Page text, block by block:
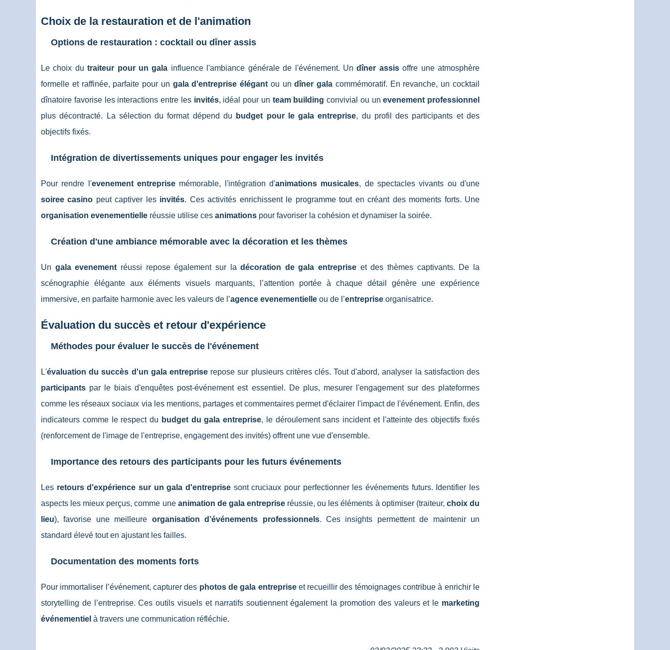
Choix de la restauration et de l'animation
Options de restauration : cocktail ou dîner assis
Le choix dutraiteur pour un gala influence l'ambiance générale de l'événement. Undîner assisoffre une atmosphère
formelle et raffinée, parfaite pour un gala d'entreprise élégant ou undîner gala commémoratif. En revanche, un cocktail
dînatoire favorise les interactions entre les invités, idéal pour un team building convivial ou unevenement professionnel
plus décontracté. La sélection du format dépend du
budget pour le gala entreprise, du profil des participants et des
objectifs fixés.
Intégration de divertissements uniques pour engager les invités
Pour rendre l'evenement entreprise mémorable, l'intégration d'animations musicales, de spectacles vivants ou d'une
soiree casino peut captiver les invités. Ces activités enrichissent le programme tout en créant des moments forts. Une
organisation evenementielle réussie utilise ces animations pour favoriser la cohésion et dynamiser la soirée.
Création d'une ambiance mémorable avec la décoration et les thèmes
Un gala evenement réussi repose également sur ladécoration de gala entreprise et des thèmes captivants. De la
scénographie élégante aux éléments visuels marquants, l’attention portée à chaque détail génère une expérience
immersive, en parfaite harmonie avec les valeurs de l’agence evenementielle ou de l’entreprise organisatrice.
Évaluation du succès et retour d'expérience
Méthodes pour évaluer le succès de l'événement
L'évaluation du succès d'un gala entrepriserepose sur plusieurs critères clés. Tout d'abord, analyser la satisfaction des
participants par le biais d'enquêtes post-événement est essentiel. De plus, mesurer l'engagement sur des plateformes
comme les réseaux sociaux via les mentions, partages et commentaires permet d'éclairer l'impact de l'événement. Enfin, des
indicateurs comme le respect du budget du gala entreprise, le déroulement sans incident et l'atteinte des objectifs fixés
(renforcement de l'image de l'entreprise, engagement des invités) offrent une vue d'ensemble.
Importance des retours des participants pour les futurs événements
Les retours d'expérience sur un gala d'entreprise sont cruciaux pour perfectionner les événements futurs. Identifier les
aspects les mieux perçus, comme une animation de gala entreprise réussie, ou les éléments à optimiser (traiteur, choix du
lieu), favorise une meilleure organisation d’événements professionnels. Ces insights permettent de maintenir un
standard élevé tout en ajustant les failles.
Documentation des moments forts
Pour immortaliser l’événement, capturer des photos de gala entrepriseet recueillir des témoignages contribue à enrichir le
storytelling de l’entreprise. Ces outils visuels et narratifs soutiennent également la promotion des valeurs et le marketing
événementiel à travers une communication réfléchie.